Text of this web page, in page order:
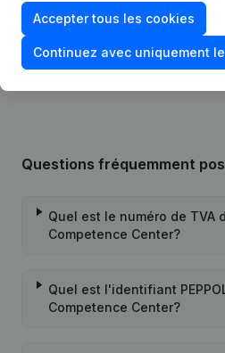
02-04-2010
01-03-2004
Questions fréquemment
Quel est le numéro de TVA
Competence Center?
Quel est l'identifiant
Competence Center?
Accepter tous les cookies
Continuez avec uniquement